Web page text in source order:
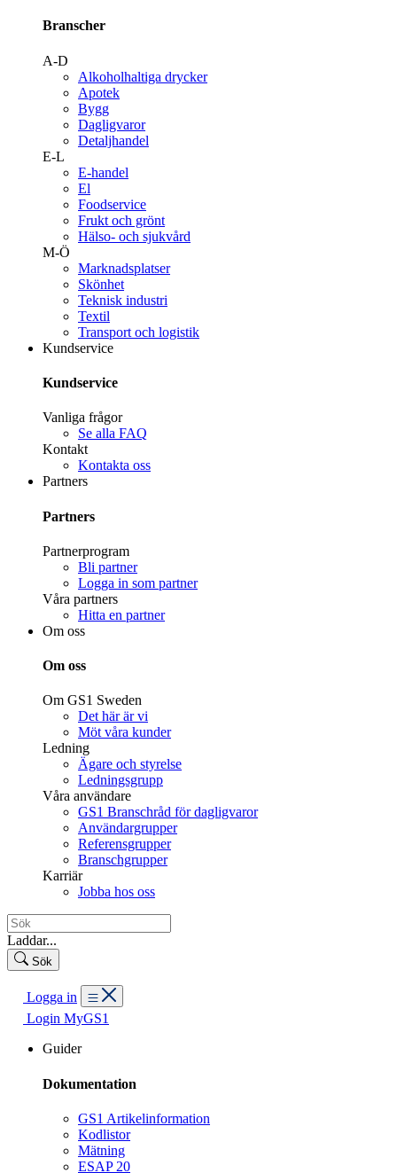
Branscher
A-D
Alkoholhaltiga drycker
Apotek
Bygg
Dagligvaror
Detaljhandel
E-L
E-handel
El
Foodservice
Frukt och grönt
Hälso- och sjukvård
M-Ö
Marknadsplatser
Skönhet
Teknisk industri
Textil
Transport och logistik
Kundservice
Kundservice
Vanliga frågor
Se alla FAQ
Kontakt
Kontakta oss
Partners
Partners
Partnerprogram
Bli partner
Logga in som partner
Våra partners
Hitta en partner
Om oss
Om oss
Om GS1 Sweden
Det här är vi
Möt våra kunder
Ledning
Ägare och styrelse
Ledningsgrupp
Våra användare
GS1 Branschråd för dagligvaror
Användargrupper
Referensgrupper
Branschgrupper
Karriär
Jobba hos oss
Laddar...
Sök
Logga in
Login MyGS1
Guider
Dokumentation
GS1 Artikelinformation
Kodlistor
Mätning
ESAP 20